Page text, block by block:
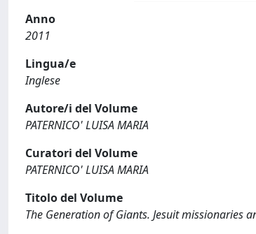
Anno
2011
Lingua/e
Inglese
Autore/i del Volume
PATERNICO' LUISA MARIA
Curatori del Volume
PATERNICO' LUISA MARIA
Titolo del Volume
The Generation of Giants. Jesuit missionaries